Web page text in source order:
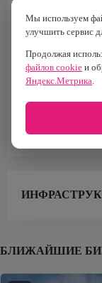
Построен
2021 г.
Тип здания
Бизнес-
БЛИЖАЙШИЕ
Мы используем
улучшить сервис
Продолжая
файлов cookie и
Яндекс.Метрика.